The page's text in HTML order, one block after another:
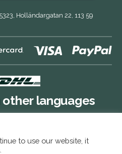
Holländargatan 22, 113 59
languages
to use our website, it